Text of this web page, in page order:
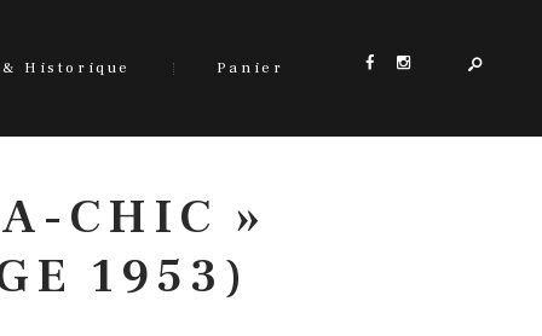
Historique Panier
CHIC »
1953)